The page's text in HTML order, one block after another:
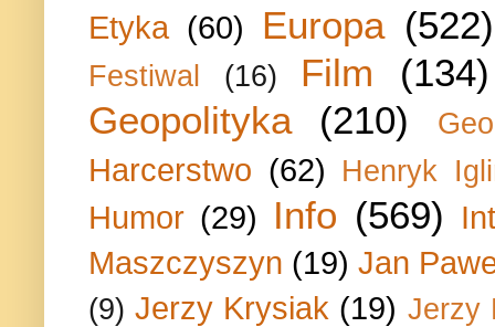
Etyka (60) Europa (522)
Festiwal (16) Film
(134)
Geopolityka
(210)
Harcerstwo (62) Henryk
Humor (29) Info (569)
Maszczyszyn (19) Jan
(9) Jerzy Krysiak (19) Jerzy